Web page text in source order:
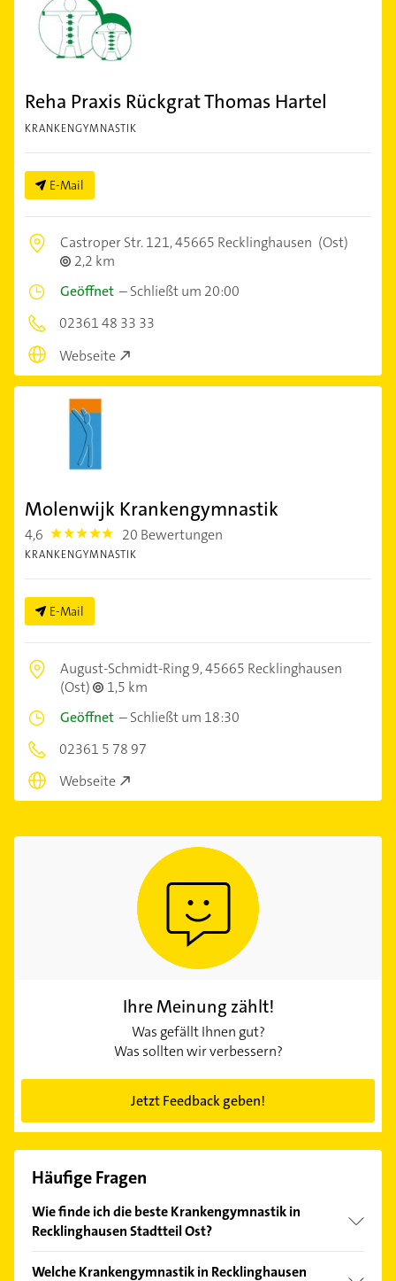
Reha Praxis Rückgrat Thomas Hartel
KRANKENGYMNASTIK
E-Mail
Castroper Str. 121,45665 Recklinghausen (Ost)
2,2 km
Geöffnet –Schließt um 20:00
02361 48 33 33
Webseite
Molenwijk Krankengymnastik
4,6 4.6 20 Bewertungen
KRANKENGYMNASTIK
E-Mail
August-Schmidt-Ring 9,45665 Recklinghausen
(Ost)
1,5 km
Geöffnet –Schließt um 18:30
02361 5 78 97
Webseite
Ihre Meinung zählt!
Was gefällt Ihnen gut?
Was sollten wir verbessern?
Jetzt Feedback geben!
Häufige Fragen
Wie finde ich die beste Krankengymnastik in
Recklinghausen Stadtteil Ost?
Welche Krankengymnastik in Recklinghausen